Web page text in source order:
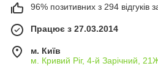
96% позитивних з 294 відгуків
Працює з 27.03.2014
м. Київ
м. Кривий Ріг, 4-й Зарічний,